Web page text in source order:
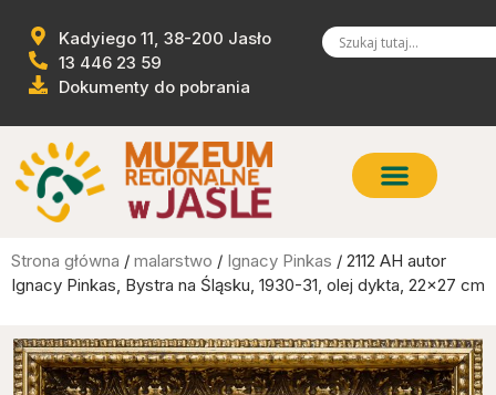
Kadyiego 11, 38-200 Jasło
13 446 23 59
Dokumenty do pobrania
Strona główna / malarstwo / Ignacy Pinkas / 2112 AH autor
Ignacy Pinkas, Bystra na Śląsku, 1930-31, olej dykta, 22×27 cm